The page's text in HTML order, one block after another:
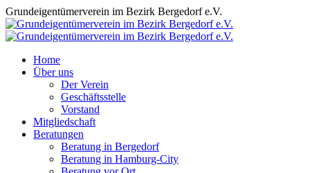
Zum
Inhalt
springen
Grundeigentümerverein im Bezirk Bergedorf e.V.
Home
Über uns
Der Verein
Geschäftsstelle
Vorstand
Mitgliedschaft
Beratungen
Beratung in Bergedorf
Beratung in Hamburg-City